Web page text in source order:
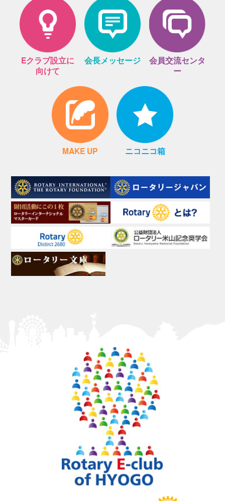
Eクラブ設立に
向けて
会長メッセージ
会員交流センタ
ー
MAKE UP ニコニコ箱